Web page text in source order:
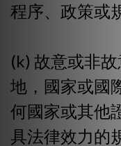
程序、政策或
(k) 故意或非
地，國家或國
何國家或其他
具法律效力的